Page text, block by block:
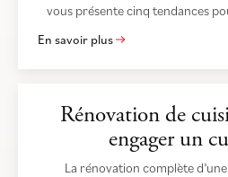
vous présente cinq tendances
En savoir plus
Rénovation de
engager un
La rénovation complète